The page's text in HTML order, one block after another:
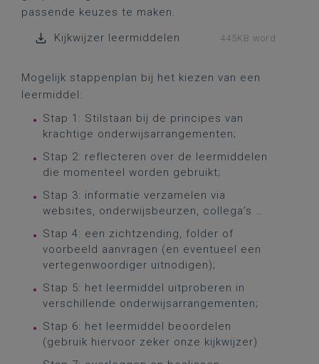
passende keuzes te maken.
Kijkwijzer leermiddelen
445KB word
Mogelijk stappenplan bij het kiezen van een
leermiddel:
Stap 1: Stilstaan bij de principes van
krachtige onderwijsarrangementen;
Stap 2: reflecteren over de leermiddelen
die momenteel worden gebruikt;
Stap 3: informatie verzamelen via
websites, onderwijsbeurzen, collega’s …
Stap 4: een zichtzending, folder of
voorbeeld aanvragen (en eventueel een
vertegenwoordiger uitnodigen);
Stap 5: het leermiddel uitproberen in
verschillende onderwijsarrangementen;
Stap 6: het leermiddel beoordelen
(gebruik hiervoor zeker onze kijkwijzer)